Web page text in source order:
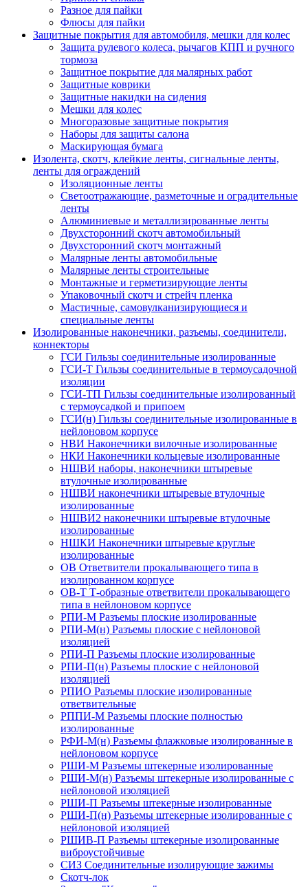
Разное для пайки
Флюсы для пайки
Защитные покрытия для автомобиля, мешки для колес
Защита рулевого колеса, рычагов КПП и ручного
тормоза
Защитное покрытие для малярных работ
Защитные коврики
Защитные накидки на сидения
Мешки для колес
Многоразовые защитные покрытия
Наборы для защиты салона
Маскирующая бумага
Изолента, скотч, клейкие ленты, сигнальные ленты,
ленты для ограждений
Изоляционные ленты
Светоотражающие, разметочные и оградительные
ленты
Алюминиевые и металлизированные ленты
Двухсторонний скотч автомобильный
Двухсторонний скотч монтажный
Малярные ленты автомобильные
Малярные ленты строительные
Монтажные и герметизирующие ленты
Упаковочный скотч и стрейч пленка
Мастичные, самовулканизирующиеся и
специальные ленты
Изолированные наконечники, разъемы, соединители,
коннекторы
ГСИ Гильзы соединительные изолированные
ГСИ-Т Гильзы соединительные в термоусадочной
изоляции
ГСИ-ТП Гильзы соединительные изолированный
с термоусадкой и припоем
ГСИ(н) Гильзы соединительные изолированные в
нейлоновом корпусе
НВИ Наконечники вилочные изолированные
НКИ Наконечники кольцевые изолированные
НШВИ наборы, наконечники штыревые
втулочные изолированные
НШВИ наконечники штыревые втулочные
изолированные
НШВИ2 наконечники штыревые втулочные
изолированные
НШКИ Наконечники штыревые круглые
изолированные
ОВ Ответвители прокалывающего типа в
изолированном корпусе
ОВ-Т Т-образные ответвители прокалывающего
типа в нейлоновом корпусе
РПИ-М Разъемы плоские изолированные
РПИ-М(н) Разъемы плоские с нейлоновой
изоляцией
РПИ-П Разъемы плоские изолированные
РПИ-П(н) Разъемы плоские с нейлоновой
изоляцией
РПИО Разъемы плоские изолированные
ответвительные
РППИ-М Разъемы плоские полностью
изолированные
РФИ-М(н) Разъемы флажковые изолированные в
нейлоновом корпусе
РШИ-М Разъемы штекерные изолированные
РШИ-М(н) Разъемы штекерные изолированные с
нейлоновой изоляцией
РШИ-П Разъемы штекерные изолированные
РШИ-П(н) Разъемы штекерные изолированные с
нейлоновой изоляцией
РШИВ-П Разъемы штекерные изолированные
виброустойчивые
СИЗ Соединительные изолирующие зажимы
Скотч-лок